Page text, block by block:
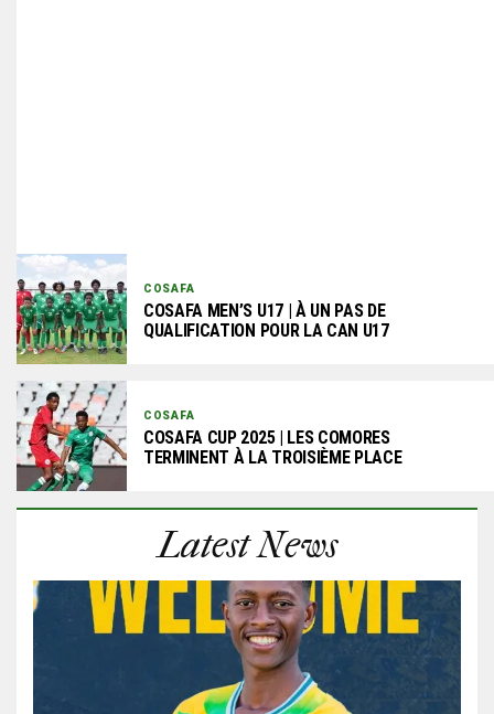
COSAFA
COSAFA MEN’S U17 | À UN PAS DE
QUALIFICATION POUR LA CAN U17
COSAFA
COSAFA CUP 2025 | LES COMORES
TERMINENT À LA TROISIÈME PLACE
Latest News